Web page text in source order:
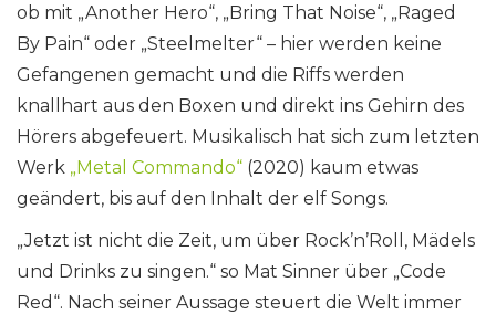
ob mit „Another Hero“, „Bring That Noise“, „Raged
By Pain“ oder „Steelmelter“ – hier werden keine
Gefangenen gemacht und die Riffs werden
knallhart aus den Boxen und direkt ins Gehirn des
Hörers abgefeuert. Musikalisch hat sich zum letzten
Werk „Metal Commando“ (2020) kaum etwas
geändert, bis auf den Inhalt der elf Songs.
„Jetzt ist nicht die Zeit, um über Rock’n’Roll, Mädels
und Drinks zu singen.“ so Mat Sinner über „Code
Red“. Nach seiner Aussage steuert die Welt immer